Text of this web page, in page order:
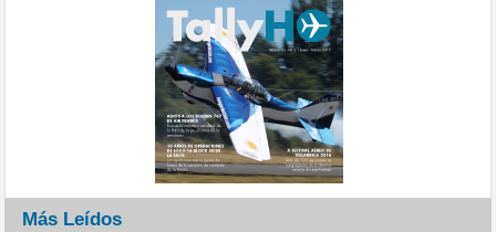
Más Leídos